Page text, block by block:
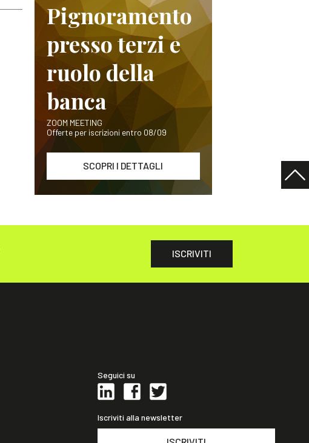
Pignoramento
presso terzi e
ruolo della
banca
ZOOM MEETING
Offerte per iscrizioni entro 08/09
SCOPRI I DETTAGLI
ISCRIVITI
Seguici su
Iscriviti alla newsletter